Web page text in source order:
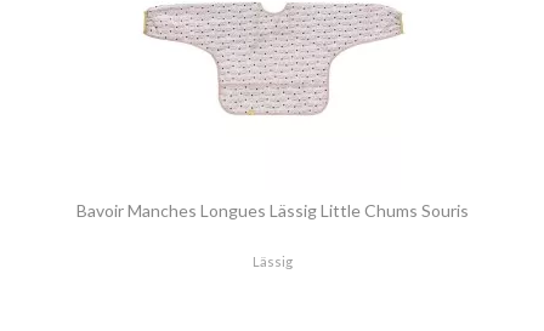
Bavoir Manches Longues Lässig Little Chums Souris
Lässig